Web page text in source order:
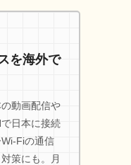
を海外で
動画配信や
日本に接続
Fiの通信
策にも。月